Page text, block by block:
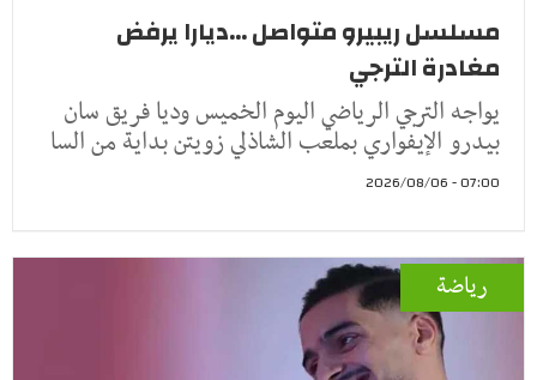
مسلسل ريبيرو متواصل ...ديارا يرفض
مغادرة الترجي
يواجه الترجي الرياضي اليوم الخميس وديا فريق سان
بيدرو الإيفواري بملعب الشاذلي زويتن بداية من السا
07:00 - 2026/08/06
رياضة